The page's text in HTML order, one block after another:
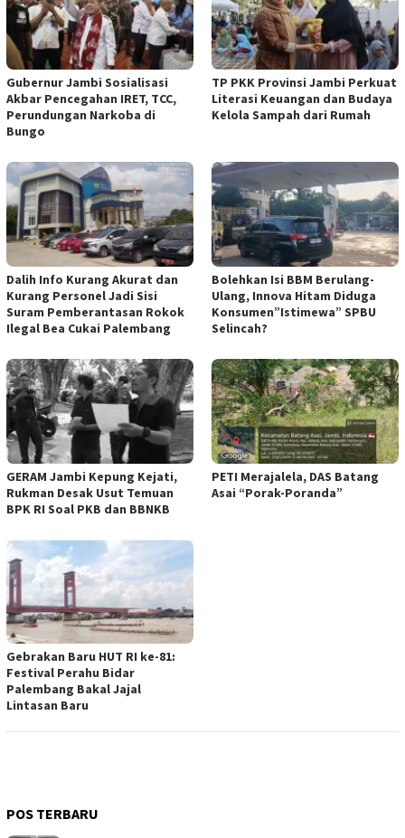
Gubernur Jambi Sosialisasi
Akbar Pencegahan IRET, TCC,
Perundungan Narkoba di
Bungo
TP PKK Provinsi Jambi Perkuat
Literasi Keuangan dan Budaya
Kelola Sampah dari Rumah
Dalih Info Kurang Akurat dan
Kurang Personel Jadi Sisi
Suram Pemberantasan Rokok
Ilegal Bea Cukai Palembang
Bolehkan Isi BBM Berulang-
Ulang, Innova Hitam Diduga
Konsumen”Istimewa” SPBU
Selincah?
GERAM Jambi Kepung Kejati,
Rukman Desak Usut Temuan
BPK RI Soal PKB dan BBNKB
PETI Merajalela, DAS Batang
Asai “Porak-Poranda”
Gebrakan Baru HUT RI ke-81:
Festival Perahu Bidar
Palembang Bakal Jajal
Lintasan Baru
POS TERBARU